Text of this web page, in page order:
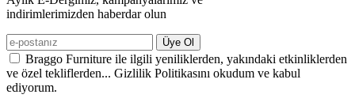
indirimlerimizden haberdar olun
Üye Ol
Braggo Furniture ile ilgili yeniliklerden, yakındaki etkinliklerden
ve özel tekliflerden... Gizlilik Politikasını okudum ve kabul
ediyorum.